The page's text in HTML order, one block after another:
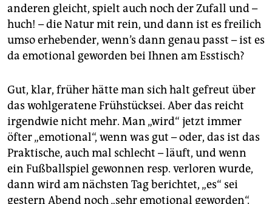
anderen gleicht, spielt auch noch der Zufall und –
huch! – die Natur mit rein, und dann ist es freilich
umso erhebender, wenn’s dann genau passt – ist es
da emotional geworden bei Ihnen am Esstisch?
Gut, klar, früher hätte man sich halt gefreut über
das wohlgeratene Frühstücksei. Aber das reicht
irgendwie nicht mehr. Man „wird“ jetzt immer
öfter „emotional“, wenn was gut – oder, das ist das
Praktische, auch mal schlecht – läuft, und wenn
ein Fußballspiel gewonnen resp. verloren wurde,
dann wird am nächsten Tag berichtet, „es“ sei
gestern Abend noch „sehr emotional geworden“.